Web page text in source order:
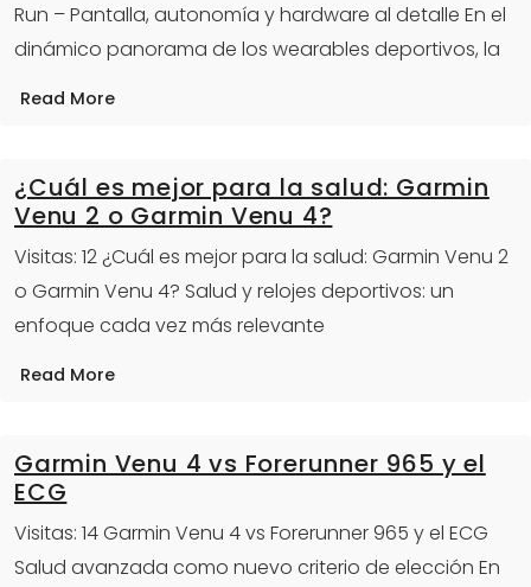
Run – Pantalla, autonomía y hardware al detalle En el
dinámico panorama de los wearables deportivos, la
Read More
¿Cuál es mejor para la salud: Garmin
Venu 2 o Garmin Venu 4?
Visitas: 12 ¿Cuál es mejor para la salud: Garmin Venu 2
o Garmin Venu 4? Salud y relojes deportivos: un
enfoque cada vez más relevante
Read More
Garmin Venu 4 vs Forerunner 965 y el
ECG
Visitas: 14 Garmin Venu 4 vs Forerunner 965 y el ECG
Salud avanzada como nuevo criterio de elección En